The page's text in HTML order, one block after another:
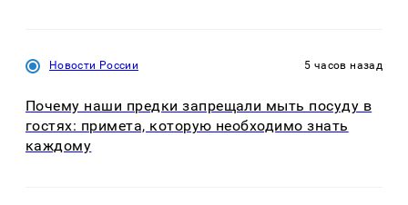
Новости России 5 часов назад
Почему наши предки запрещали мыть посуду в
гостях: примета, которую необходимо знать
каждому